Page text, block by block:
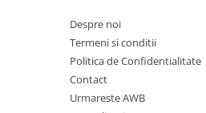
Despre noi
Termeni si conditii
Politica de Confidentialitate
Contact
Urmareste AWB